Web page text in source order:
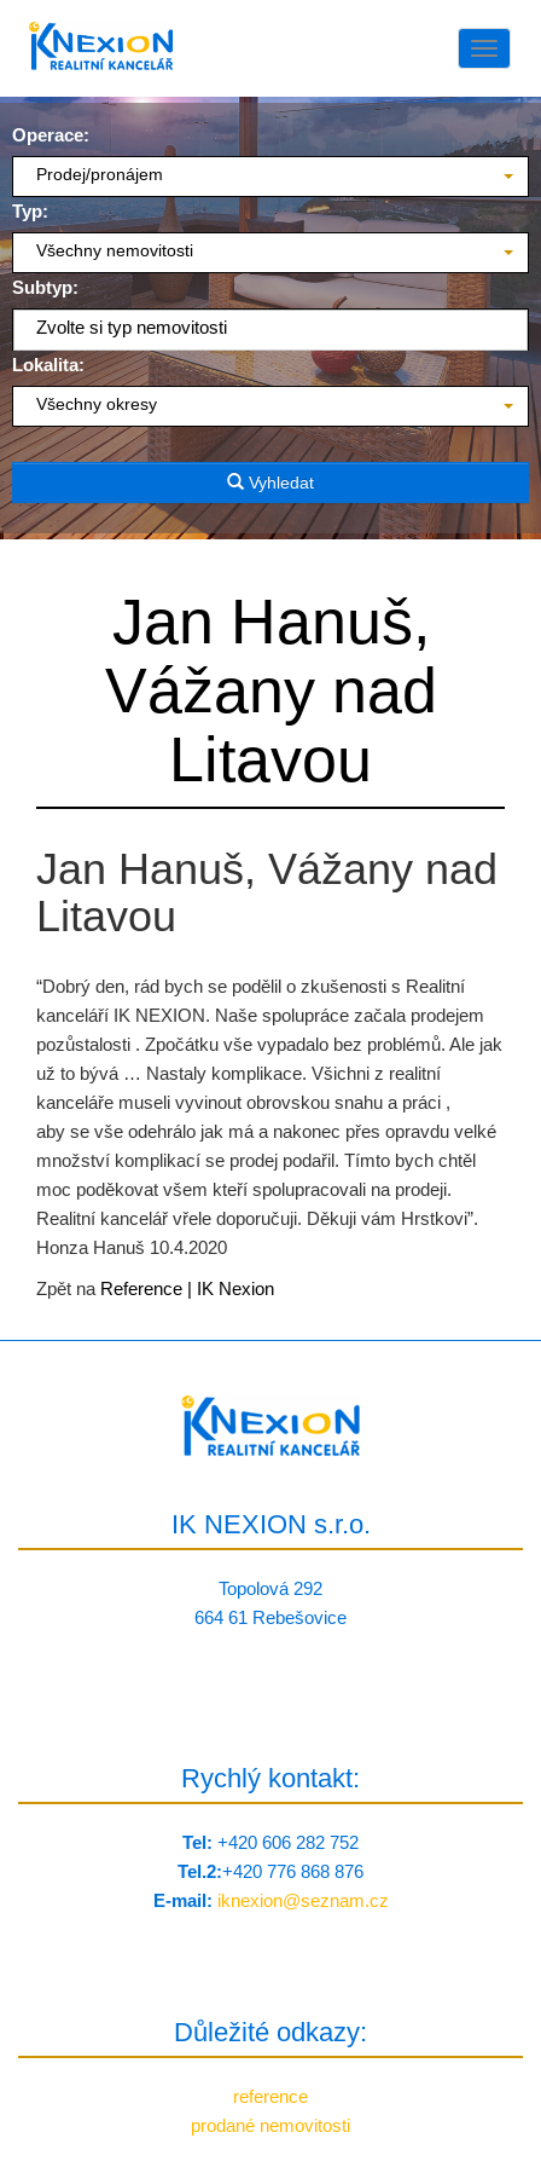
Operace:
Prodej/pronájem
Typ:
Všechny nemovitosti
Subtyp:
Zvolte si typ nemovitosti
Lokalita:
Všechny okresy
Vyhledat
Jan Hanuš,
Vážany nad
Litavou
Jan Hanuš, Vážany nad
Litavou
“Dobrý den, rád bych se podělil o zkušenosti s Realitní
kanceláří IK NEXION. Naše spolupráce začala prodejem
pozůstalosti . Zpočátku vše vypadalo bez problémů. Ale jak
už to bývá … Nastaly komplikace. Všichni z realitní
kanceláře museli vyvinout obrovskou snahu a práci ,
aby se vše odehrálo jak má a nakonec přes opravdu velké
množství komplikací se prodej podařil. Tímto bych chtěl
moc poděkovat všem kteří spolupracovali na prodeji.
Realitní kancelář vřele doporučuji. Děkuji vám Hrstkovi”.
Honza Hanuš 10.4.2020
Zpět na Reference | IK Nexion
IK NEXION s.r.o.
Topolová 292
664 61 Rebešovice
Rychlý kontakt:
Tel: +420 606 282 752
Tel.2:+420 776 8­68 876
E-mail: iknexion@seznam.cz
Důležité odkazy:
reference
prodané nemovitosti